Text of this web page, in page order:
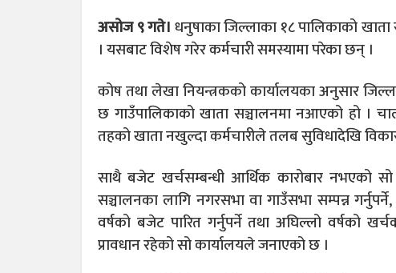
असोज ९ गते।धनुषाका जिल्लाका १८ पालिकाको
। यसबाट विशेष गरेर कर्मचारी समस्यामा परेका छन् ।
कोष तथा लेखा नियन्त्रकको कार्यालयका अनुसार
छ गाउँपालिकाको खाता सञ्चालनमा नआएको हो ।
तहको खाता नखुल्दा कर्मचारीले तलब सुविधादेखि
साथै बजेट खर्चसम्बन्धी आर्थिक कारोबार नभएको
सञ्चालनका लागि नगरसभा वा गाउँसभा सम्पन्न
वर्षको बजेट पारित गर्नुपर्ने तथा अघिल्लो वर्षको
प्रावधान रहेको सो कार्यालयले जनाएको छ ।